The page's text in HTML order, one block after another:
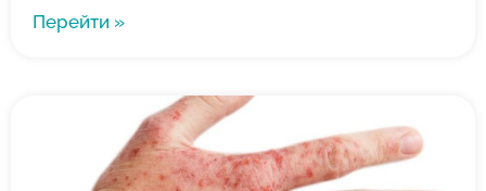
Перейти »